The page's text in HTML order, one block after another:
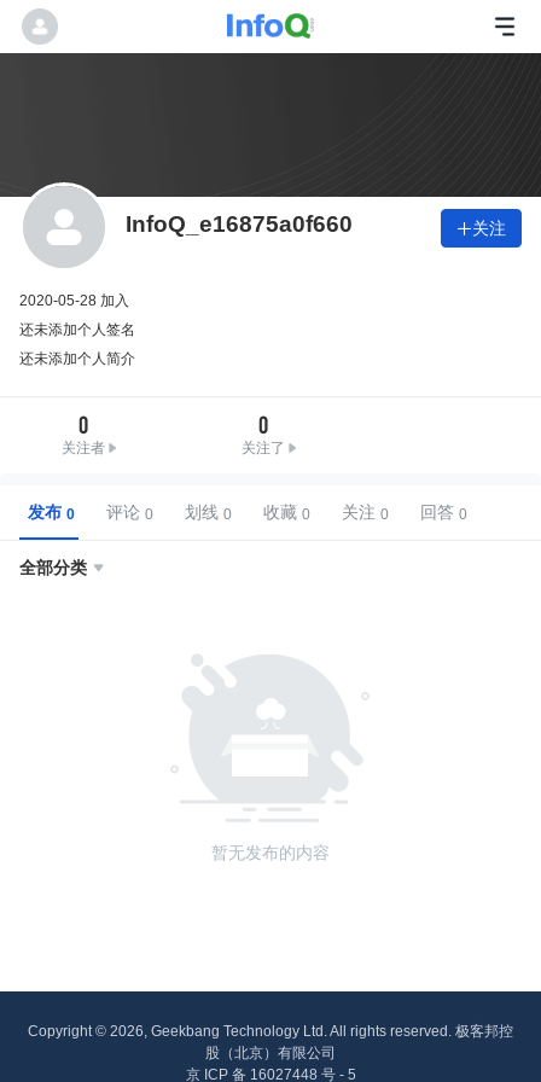
InfoQ_e16875a0f660 关注
2020-05-28 加入
还未添加个人签名
还未添加个人简介
0
关注者
0
关注了
发布 评论 划线 收藏 关注 回答
全部分类 
暂无发布的内容
Copyright © 2026, Geekbang Technology Ltd. All rights reserved. 极客邦控
股（北京）有限公司
京 ICP 备 16027448 号 - 5